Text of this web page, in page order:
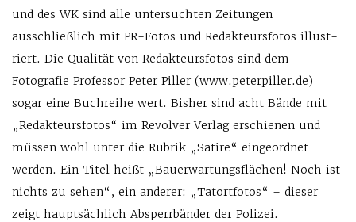
und des WK sind alle untersuchten Zeitungen
ausschließlich mit PR-Fotos und Redakteursfotos illust­
riert. Die Qualität von Redakteursfotos sind dem
Fotografie Professor Peter Piller (www.peterpiller.de)
sogar eine Buchreihe wert. Bisher sind acht ­Bände mit
„Redakteursfotos“ im Revolver Verlag erschienen und
müssen wohl unter die Rubrik „Satire“ eingeordnet
werden. Ein Titel heißt „Bauerwartungsflächen! Noch ist
nichts zu sehen“, ein anderer: „Tatortfotos“ – dieser
zeigt hauptsächlich Absperrbänder der Polizei.